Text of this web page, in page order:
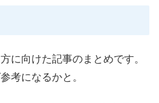
に向けた記事のまとめです。
考になるかと。